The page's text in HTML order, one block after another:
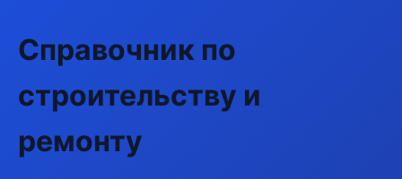
Справочник по
строительству и
ремонту